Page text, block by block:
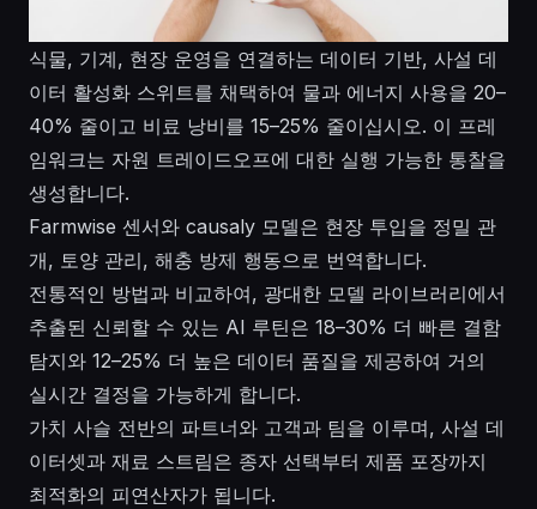
식물, 기계, 현장 운영을 연결하는 데이터 기반, 사설 데
이터 활성화 스위트를 채택하여 물과 에너지 사용을 20–
40% 줄이고 비료 낭비를 15–25% 줄이십시오. 이 프레
임워크는 자원 트레이드오프에 대한 실행 가능한 통찰을
생성합니다.
Farmwise 센서와 causaly 모델은 현장 투입을 정밀 관
개, 토양 관리, 해충 방제 행동으로 번역합니다.
전통적인 방법과 비교하여, 광대한 모델 라이브러리에서
추출된 신뢰할 수 있는 AI 루틴은 18–30% 더 빠른 결함
탐지와 12–25% 더 높은 데이터 품질을 제공하여 거의
실시간 결정을 가능하게 합니다.
가치 사슬 전반의 파트너와 고객과 팀을 이루며, 사설 데
이터셋과 재료 스트림은 종자 선택부터 제품 포장까지
최적화의 피연산자가 됩니다.